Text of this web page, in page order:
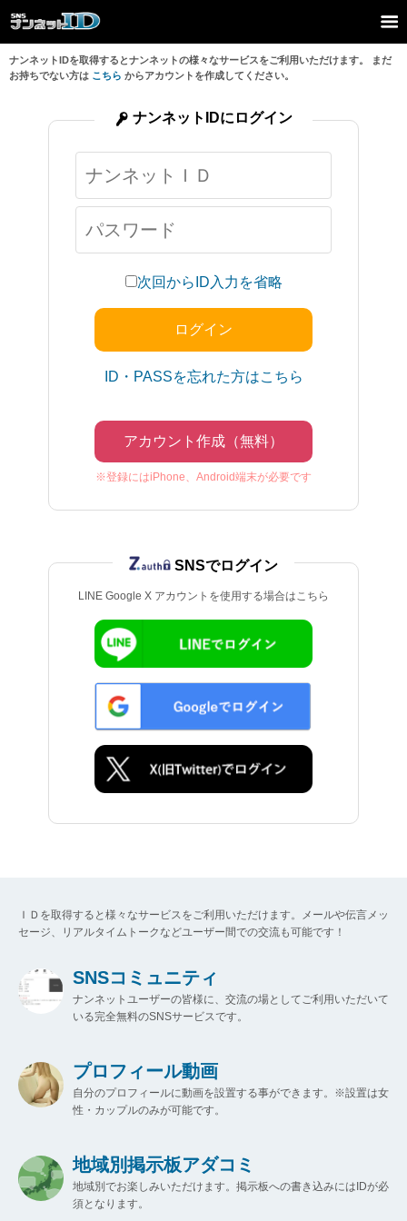
ナンネットIDを取得するとナンネットの様々なサービスをご利用いただけます。 まだ
お持ちでない方は こちら からアカウントを作成してください。
次回からID入力を省略
ID・PASSを忘れた方はこちら
アカウント作成（無料）
※登録にはiPhone、Android端末が必要です
ナンネットIDにログイン
LINE Google X アカウントを使用する場合はこちら
SNSでログイン
ＩＤを取得すると様々なサービスをご利用いただけます。メールや伝言メッ
セージ、リアルタイムトークなどユーザー間での交流も可能です！
SNSコミュニティ
ナンネットユーザーの皆様に、交流の場としてご利用いただいて
いる完全無料のSNSサービスです。
プロフィール動画
自分のプロフィールに動画を設置する事ができます。※設置は女
性・カップルのみが可能です。
地域別掲示板アダコミ
地域別でお楽しみいただけます。掲示板への書き込みにはIDが必
須となります。